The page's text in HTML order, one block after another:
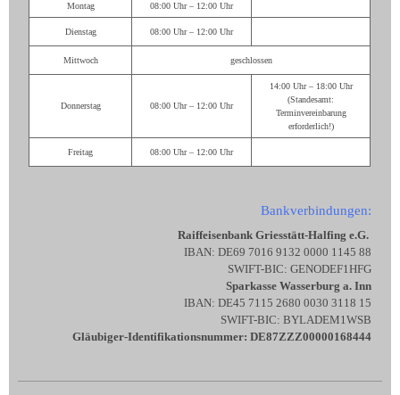
Montag 08:00 Uhr – 12:00 Uhr
Dienstag 08:00 Uhr – 12:00 Uhr
Mittwoch geschlossen
Donnerstag 08:00 Uhr – 12:00 Uhr
14:00 Uhr – 18:00 Uhr
(Standesamt:
Terminvereinbarung
erforderlich!)
Freitag 08:00 Uhr – 12:00 Uhr
Bankverbindungen:
Raiffeisenbank Griesstätt-Halfing e.G.
IBAN: DE69 7016 9132 0000 1145 88
SWIFT-BIC: GENODEF1HFG
Sparkasse Wasserburg a. Inn
IBAN: DE45 7115 2680 0030 3118 15
SWIFT-BIC: BYLADEM1WSB
Gläubiger-Identifikationsnummer: DE87ZZZ00000168444